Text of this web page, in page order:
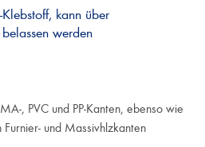
kann über
werden
, PVC und PP-Kanten, ebenso wie
Furnier- und Massivhlzkanten